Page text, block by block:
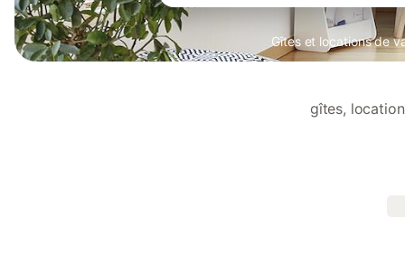
Gîtes et locations de
gîtes,